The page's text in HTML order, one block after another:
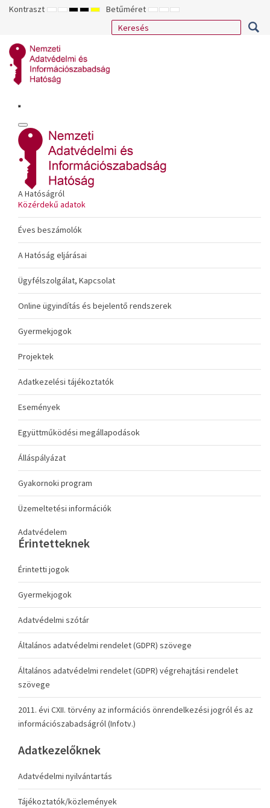
Kontraszt ALAPÉRTELMEZETT
ÉJSZAKAI
NAGY
KONTRASZTÚ
NAGY
KONTRASZTÚ
NAGY
KONTRASZTÚ
SÁRGA
FEKETE
Betűméret KISEBB
BETŰTÍPUS
ALAPÉRTELMEZETT
BETŰMÉRET
NAGYOBB
BETŰMÉRET
A Hatóságról
Közérdekű adatok
Éves beszámolók
A Hatóság eljárásai
Ügyfélszolgálat, Kapcsolat
Online ügyindítás és bejelentő rendszerek
Gyermekjogok
Projektek
Adatkezelési tájékoztatók
Események
Együttműködési megállapodások
Álláspályázat
Gyakornoki program
Üzemeltetési információk
Adatvédelem
Érintetteknek
Érintetti jogok
Gyermekjogok
Adatvédelmi szótár
Általános adatvédelmi rendelet (GDPR) szövege
Általános adatvédelmi rendelet (GDPR) végrehajtási rendelet
szövege
2011. évi CXII. törvény az információs önrendelkezési jogról és az
információszabadságról (Infotv.)
Adatkezelőknek
Adatvédelmi nyilvántartás
Tájékoztatók/közlemények